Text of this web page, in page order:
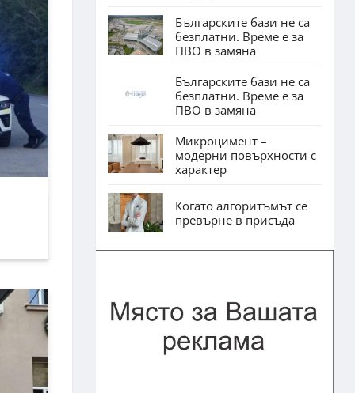
Българските бази не са
безплатни. Време е за
ПВО в замяна
Българските бази не са
безплатни. Време е за
ПВО в замяна
Микроцимент –
модерни повърхности с
характер
Когато алгоритъмът се
превърне в присъда